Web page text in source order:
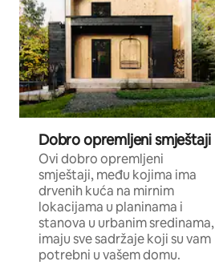
Dobro opremljeni smještaji
Ovi dobro opremljeni
smještaji, među kojima ima
drvenih kuća na mirnim
lokacijama u planinama i
stanova u urbanim sredinama,
imaju sve sadržaje koji su vam
potrebni u vašem domu.